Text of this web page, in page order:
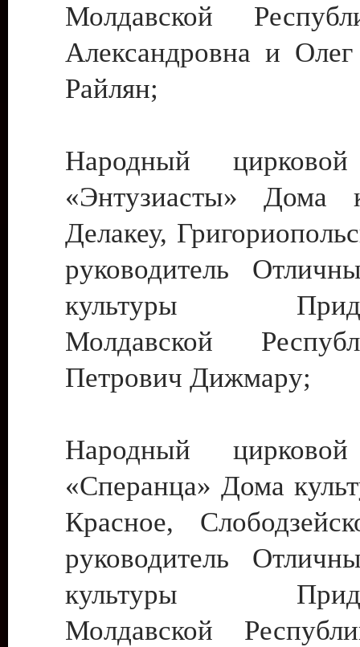
Молдавской
Александровна и
Райлян;
Народный цирковой
«Энтузиасты» Дома
Делакеу,
руководитель
культуры
Молдавской
Петрович Дижмару;
Народный цирковой
«Сперанца» Дома
Красное,
руководитель
культуры
Молдавской